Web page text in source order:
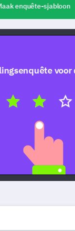
enquête-sjabloon
voor